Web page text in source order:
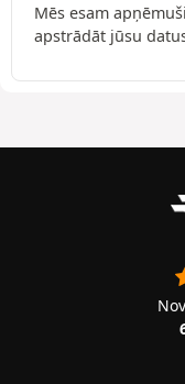
Mēs esam
apstrādāt jūsu